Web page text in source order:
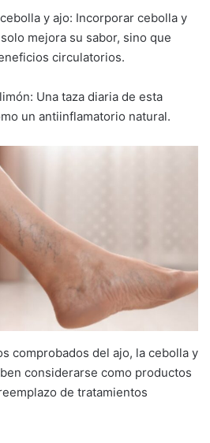
y ajo: Incorporar cebolla y
mejora su sabor, sino que
circulatorios.
Una taza diaria de esta
un antiinflamatorio natural.
comprobados del ajo, la cebolla y
considerarse como productos
de tratamientos